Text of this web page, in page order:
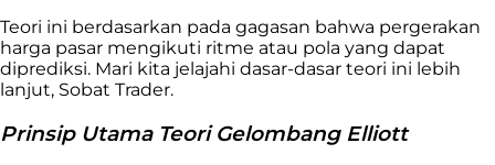
Teori ini berdasarkan pada gagasan bahwa pergerakan
harga pasar mengikuti ritme atau pola yang dapat
diprediksi. Mari kita jelajahi dasar-dasar teori ini lebih
lanjut, Sobat Trader.
Prinsip Utama Teori Gelombang Elliott